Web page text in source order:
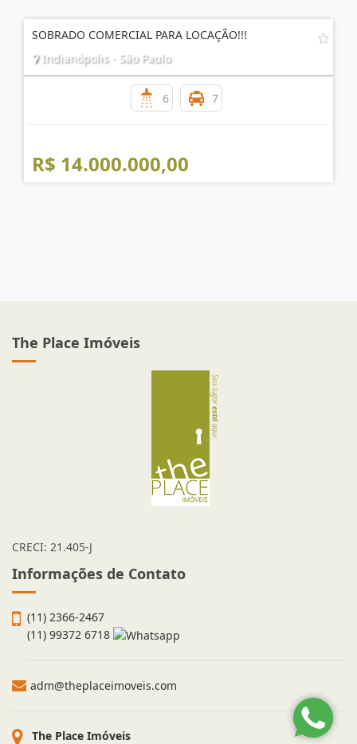
SOBRADO COMERCIAL PARA LOCAÇÃO!!!
Indianópolis - São Paulo
6 7
R$ 14.000.000,00
The Place Imóveis
CRECI: 21.405-J
Informações de Contato
(11) 2366-2467
(11) 99372 6718
adm@theplaceimoveis.com
The Place Imóveis